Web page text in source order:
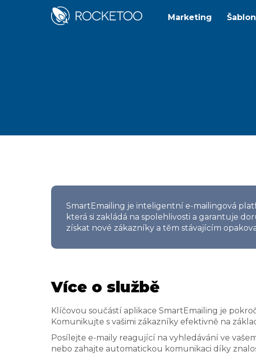
Marketing
SmartEmailing je inteligentní e-mailingová
která si zakládá na spolehlivosti a garantuje
získat nové zákazníky a těm stávajícím
Více o službě
Klíčovou součástí aplikace SmartEmailing je
Komunikujte s vašimi zákazníky efektivně na
Posílejte e-maily reagující na vyhledávání ve
nebo zahajte automatickou komunikaci díky